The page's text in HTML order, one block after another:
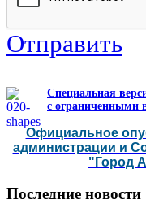
Отправить
Специальная
с ограниченными
Официальное
администрации и
"Город
Последние новости